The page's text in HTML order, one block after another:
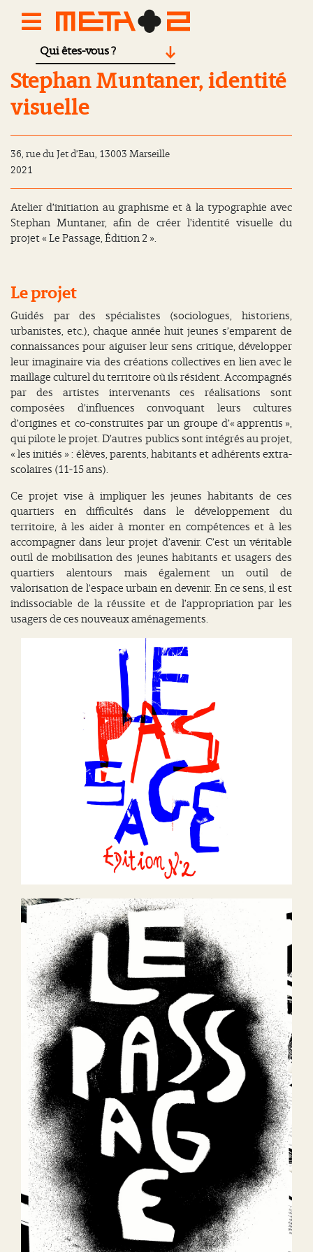
Qui êtes-vous ?
Le Passage, Édition 2
Stephan Muntaner, identité
visuelle
36, rue du Jet d’Eau, 13003 Marseille
2021
Atelier d’initiation au graphisme et à la typographie avec
Stephan Muntaner, afin de créer l’identité visuelle du
projet « Le Passage, Édition 2 ».
Le projet
Guidés par des spécialistes (sociologues, historiens,
urbanistes, etc.), chaque année huit jeunes s’emparent de
connaissances pour aiguiser leur sens critique, développer
leur imaginaire via des créations collectives en lien avec le
maillage culturel du territoire où ils résident. Accompagnés
par des artistes intervenants ces réalisations sont
composées d’influences convoquant leurs cultures
d’origines et co-construites par un groupe d’« apprentis »,
qui pilote le projet. D’autres publics sont intégrés au projet,
« les initiés » : élèves, parents, habitants et adhérents extra-
scolaires (11-15 ans).
Ce projet vise à impliquer les jeunes habitants de ces
quartiers en difficultés dans le développement du
territoire, à les aider à monter en compétences et à les
accompagner dans leur projet d’avenir. C’est un véritable
outil de mobilisation des jeunes habitants et usagers des
quartiers alentours mais également un outil de
valorisation de l’espace urbain en devenir. En ce sens, il est
indissociable de la réussite et de l’appropriation par les
usagers de ces nouveaux aménagements.